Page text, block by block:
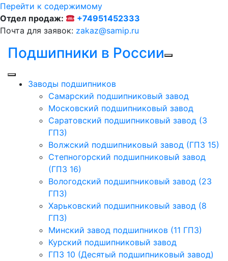
Перейти к содержимому
Отдел продаж:
+74951452333
Почта для заявок: zakaz@samip.ru
Подшипники в России
Заводы подшипников
Cамарский подшипниковый завод
Московский подшипниковый завод
Саратовский подшипниковый завод (3
ГПЗ)
Волжский подшипниковый завод (ГПЗ 15)
Степногорский подшипниковый завод
(ГПЗ 16)
Вологодский подшипниковый завод (23
ГПЗ)
Харьковский подшипниковый завод (8
ГПЗ)
Минский завод подшипников (11 ГПЗ)
Курский подшипниковый завод
ГПЗ 10 (Десятый подшипниковый завод)